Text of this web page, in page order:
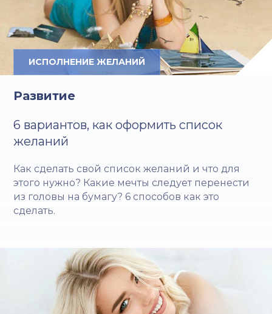
ИСПОЛНЕНИЕ ЖЕЛАНИЙ
Развитие
6 вариантов, как оформить список
желаний
Как сделать свой список желаний и что для
этого нужно? Какие мечты следует перенести
из головы на бумагу? 6 способов как это
сделать.